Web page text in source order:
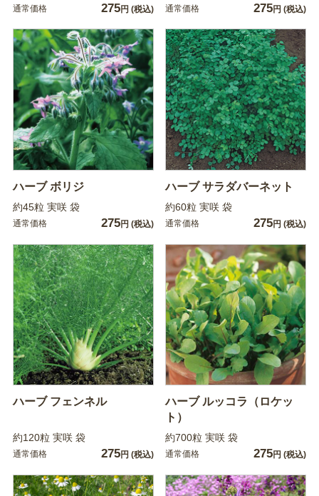
通常価格 275円 (税込) 通常価格 275円 (税込)
ハーブ ボリジ
約45粒 実咲 袋
通常価格 275円 (税込)
ハーブ サラダバーネット
約60粒 実咲 袋
通常価格 275円 (税込)
ハーブ フェンネル
約120粒 実咲 袋
通常価格 275円 (税込)
ハーブ ルッコラ（ロケッ
ト）
約700粒 実咲 袋
通常価格 275円 (税込)